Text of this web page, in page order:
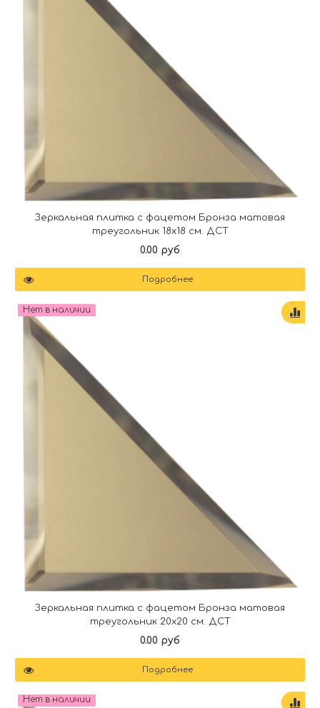
Зеркальная плитка с фацетом Бронза матовая
треугольник 18х18 см. ДСТ
0.00 руб
Подробнее
Нет в наличии
Зеркальная плитка с фацетом Бронза матовая
треугольник 20х20 см. ДСТ
0.00 руб
Подробнее
Нет в наличии